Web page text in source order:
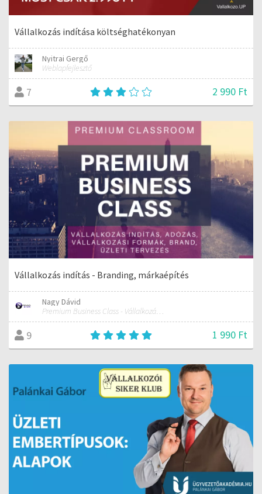
Vállalkozás indítása költséghatékonyan
Nyitrai Gergő
Weblapfejlesztő
7 2 990 Ft
Vállalkozás indítás - Branding, márkaépítés
Nagy Dávid
Premium Business Class - Vállalkozás indítás és fejlesztés
9 1 990 Ft